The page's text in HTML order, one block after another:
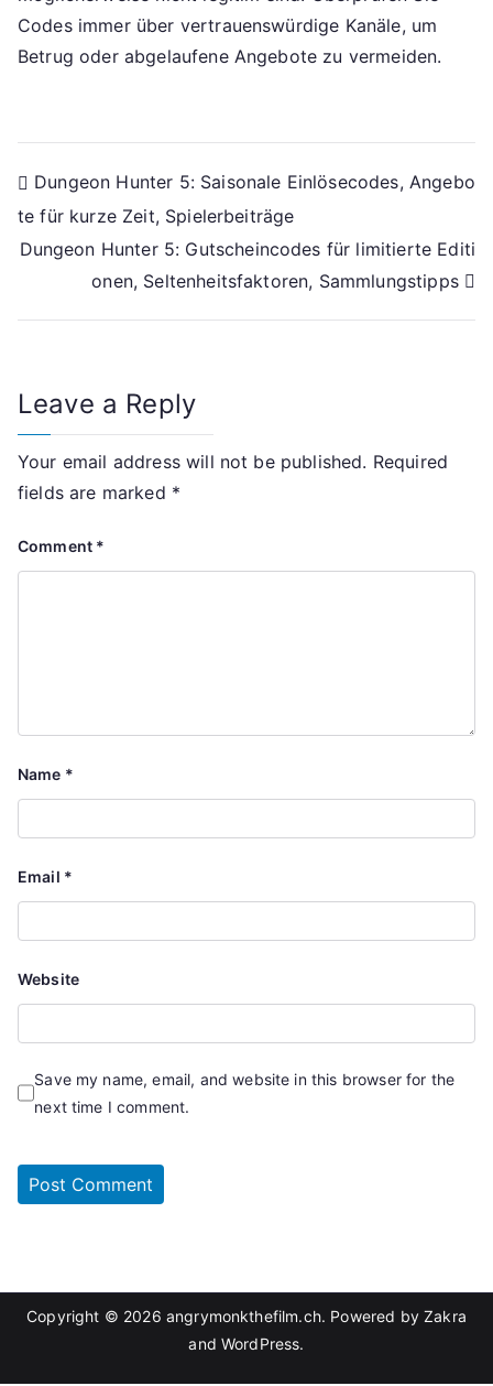
Codes immer über vertrauenswürdige Kanäle, um
Betrug oder abgelaufene Angebote zu vermeiden.
Post
navigation
Dungeon Hunter 5: Saisonale Einlösecodes, Angebo
te für kurze Zeit, Spielerbeiträge
Dungeon Hunter 5: Gutscheincodes für limitierte Editi
onen, Seltenheitsfaktoren, Sammlungstipps
Leave a Reply
Your email address will not be published. Required
fields are marked *
Comment *
Name *
Email *
Website
Save my name, email, and website in this browser for the
next time I comment.
Copyright © 2026 angrymonkthefilm.ch. Powered byZakra
and WordPress.